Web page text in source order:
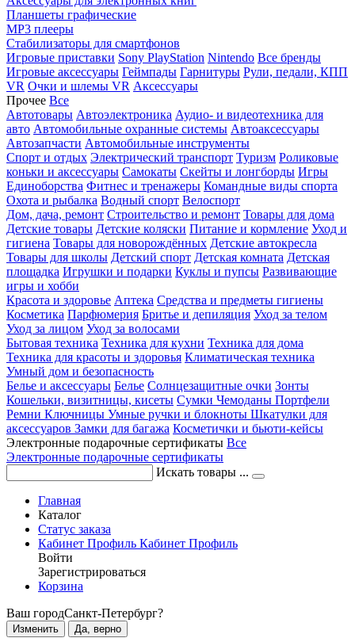
Планшеты графические
MP3 плееры
Стабилизаторы для смартфонов
Игровые приставки Sony PlayStation Nintendo Все бренды
Игровые аксессуары Геймпады Гарнитуры Рули, педали, КПП
VR Очки и шлемы VR Аксессуары
Прочее Все
Автотовары Автоэлектроника Аудио- и видеотехника для
авто Автомобильные охранные системы Автоаксессуары
Автозапчасти Автомобильные инструменты
Спорт и отдых Электрический транспорт Туризм Роликовые
коньки и аксессуары Самокаты Скейты и лонгборды Игры
Единоборства Фитнес и тренажеры Командные виды спорта
Охота и рыбалка Водный спорт Велоспорт
Дом, дача, ремонт Строительство и ремонт Товары для дома
Детские товары Детские коляски Питание и кормление Уход и
гигиена Товары для новорождённых Детские автокресла
Товары для школы Детский спорт Детская комната Детская
площадка Игрушки и подарки Куклы и пупсы Развивающие
игры и хобби
Красота и здоровье Аптека Средства и предметы гигиены
Косметика Парфюмерия Бритье и депиляция Уход за телом
Уход за лицом Уход за волосами
Бытовая техника Техника для кухни Техника для дома
Техника для красоты и здоровья Климатическая техника
Умный дом и безопасность
Белье и аксессуары Белье Солнцезащитные очки Зонты
Кошельки, визитницы, кисеты Сумки Чемоданы Портфели
Ремни Ключницы Умные ручки и блокноты Шкатулки для
аксессуаров Замки для багажа Косметички и бьюти-кейсы
Электронные подарочные сертификаты Все
Электронные подарочные сертификаты
Искать товары ...
Главная
Каталог
Статус заказа
Кабинет Профиль Кабинет Профиль
Войти
Зарегистрироваться
Корзина
Ваш городСанкт-Петербург?
Изменить Да, верно